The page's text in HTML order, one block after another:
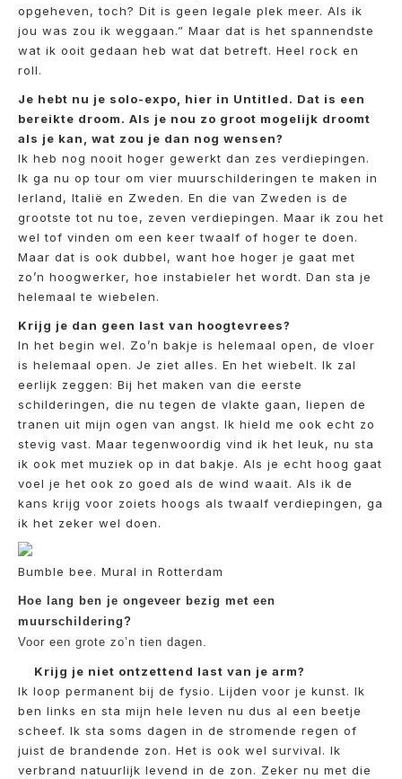
opgeheven, toch? Dit is geen legale plek meer. Als ik
jou was zou ik weggaan.” Maar dat is het spannendste
wat ik ooit gedaan heb wat dat betreft. Heel rock en
roll.
Je hebt nu je solo-expo, hier in Untitled. Dat is een
bereikte droom. Als je nou zo groot mogelijk droomt
als je kan, wat zou je dan nog wensen?
Ik heb nog nooit hoger gewerkt dan zes verdiepingen.
Ik ga nu op tour om vier muurschilderingen te maken in
Ierland, Italië en Zweden. En die van Zweden is de
grootste tot nu toe, zeven verdiepingen. Maar ik zou het
wel tof vinden om een keer twaalf of hoger te doen.
Maar dat is ook dubbel, want hoe hoger je gaat met
zo’n hoogwerker, hoe instabieler het wordt. Dan sta je
helemaal te wiebelen.
Krijg je dan geen last van hoogtevrees?
In het begin wel. Zo’n bakje is helemaal open, de vloer
is helemaal open. Je ziet alles. En het wiebelt. Ik zal
eerlijk zeggen: Bij het maken van die eerste
schilderingen, die nu tegen de vlakte gaan, liepen de
tranen uit mijn ogen van angst. Ik hield me ook echt zo
stevig vast. Maar tegenwoordig vind ik het leuk, nu sta
ik ook met muziek op in dat bakje. Als je echt hoog gaat
voel je het ook zo goed als de wind waait. Als ik de
kans krijg voor zoiets hoogs als twaalf verdiepingen, ga
ik het zeker wel doen.
Bumble bee. Mural in Rotterdam
Hoe lang ben je ongeveer bezig met een
muurschildering?
Voor een grote zo’n tien dagen.
Krijg je niet ontzettend last van je arm?
Ik loop permanent bij de fysio. Lijden voor je kunst. Ik
ben links en sta mijn hele leven nu dus al een beetje
scheef. Ik sta soms dagen in de stromende regen of
juist de brandende zon. Het is ook wel survival. Ik
verbrand natuurlijk levend in de zon. Zeker nu met die